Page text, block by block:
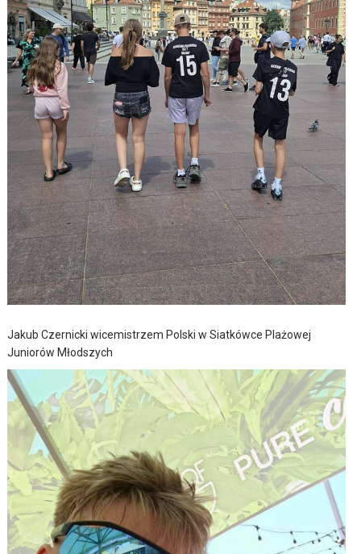
Jakub Czernicki wicemistrzem Polski w Siatkówce Plażowej
Juniorów Młodszych